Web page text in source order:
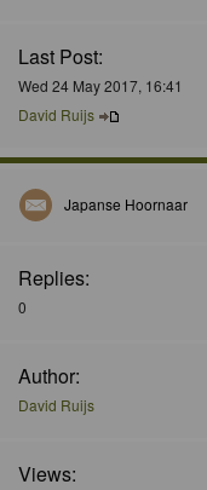
Last Post:
Wed 24 May 2017, 16:41
David Ruijs
Japanse Hoornaar
Replies:
0
Author:
David Ruijs
Views: